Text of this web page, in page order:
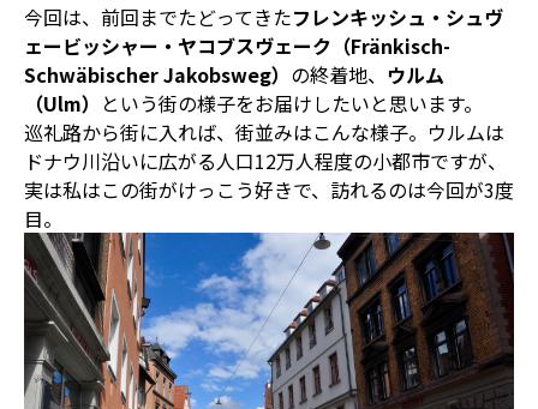
今回は、前回までたどってきたフレンキッシュ・シュヴ
ェービッシャー・ヤコブスヴェーク（Fränkisch-
Schwäbischer Jakobsweg） の終着地、 ウルム
（Ulm） という街の様子をお届けしたいと思います。
巡礼路から街に入れば、街並みはこんな様子。ウルムは
ドナウ川沿いに広がる人口12万人程度の小都市ですが、
実は私はこの街がけっこう好きで、訪れるのは今回が3度
目。